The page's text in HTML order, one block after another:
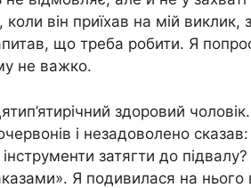
коли він приїхав на мій
що треба робити. Я
не важко.
здоровий
і незадоволено
затягти до
Я подивилася на